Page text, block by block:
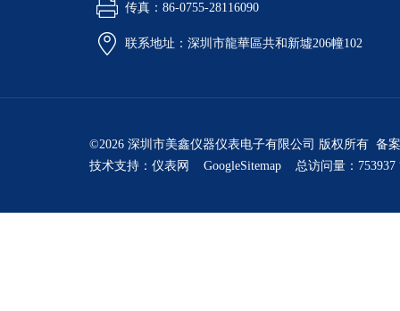
传真：86-0755-28116090
联系地址：深圳市龍華區共和新墟206幢102
©2026 深圳市美鑫仪器仪表电子有限公司 版权所有 备
技术支持： 仪表网 GoogleSitemap 总访问量：753937